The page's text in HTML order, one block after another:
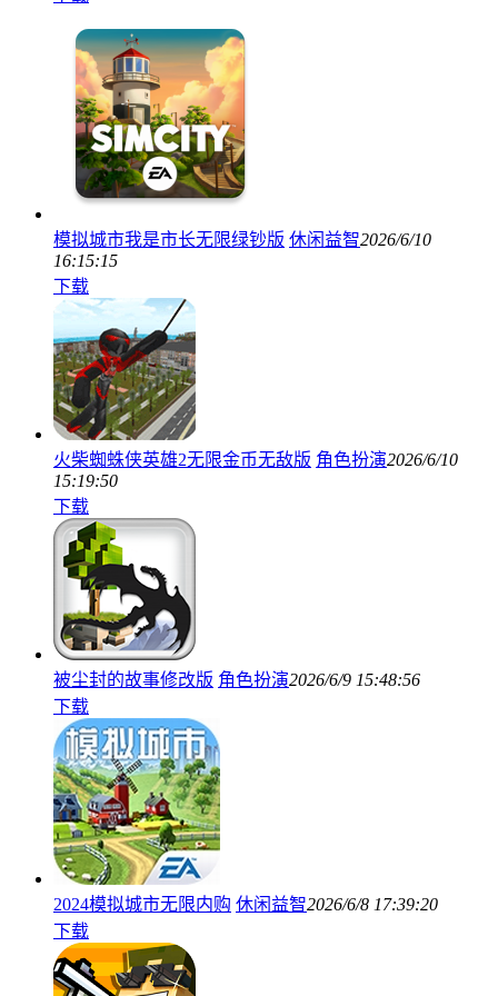
模拟城市我是市长无限绿钞版 休闲益智2026/6/10
16:15:15
下载
火柴蜘蛛侠英雄2无限金币无敌版 角色扮演2026/6/10
15:19:50
下载
被尘封的故事修改版 角色扮演2026/6/9 15:48:56
下载
2024模拟城市无限内购 休闲益智2026/6/8 17:39:20
下载